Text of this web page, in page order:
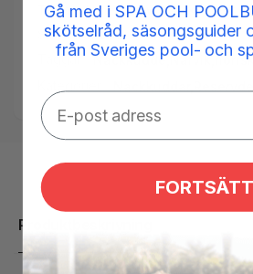
Tillgänglighet: Low stock: 2 left
SKU: 567006
Taggar: Nackkudde, Narvik,
Produktbeskrivning
Gå med i SPA OCH
skötselråd, säsongsguider
från Sveriges pool- och
FORTSÄTT